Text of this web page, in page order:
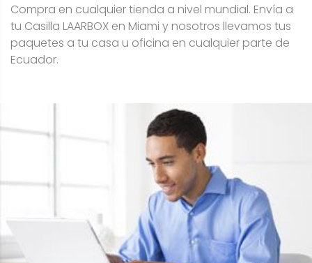
Compra en cualquier tienda a nivel mundial. Envía a
tu Casilla LAARBOX en Miami y nosotros llevamos tus
paquetes a tu casa u oficina en cualquier parte de
Ecuador.